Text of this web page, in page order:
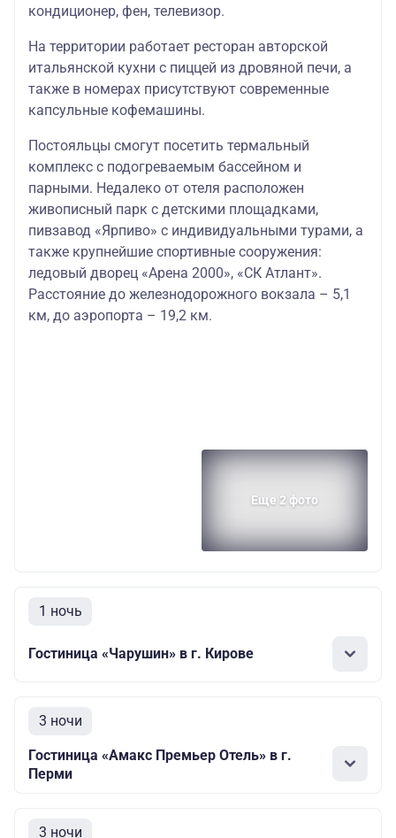
кондиционер, фен, телевизор.
На территории работает ресторан авторской
итальянской кухни с пиццей из дровяной печи, а
также в номерах присутствуют современные
капсульные кофемашины.
Постояльцы смогут посетить термальный
комплекс с подогреваемым бассейном и
парными. Недалеко от отеля расположен
живописный парк с детскими площадками,
пивзавод «Ярпиво» с индивидуальными турами, а
также крупнейшие спортивные сооружения:
ледовый дворец «Арена 2000», «СК Атлант».
Расстояние до железнодорожного вокзала – 5,1
км, до аэропорта – 19,2 км.
Еще 2 фото
1 ночь
Гостиница «Чарушин» в г. Кирове
3 ночи
Гостиница «Амакс Премьер Отель» в г.
Перми
3 ночи